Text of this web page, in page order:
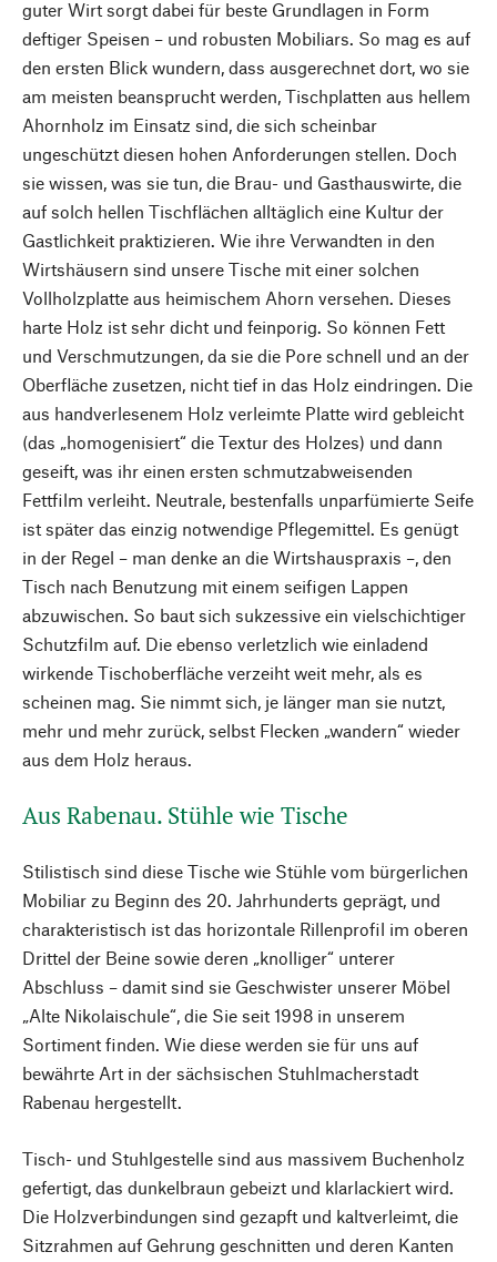
guter Wirt sorgt dabei für beste Grundlagen in Form
deftiger Speisen – und robusten Mobiliars. So mag es auf
den ersten Blick wundern, dass ausgerechnet dort, wo sie
am meisten beansprucht werden, Tischplatten aus hellem
Ahornholz im Einsatz sind, die sich scheinbar
ungeschützt diesen hohen Anforderungen stellen. Doch
sie wissen, was sie tun, die Brau- und Gasthauswirte, die
auf solch hellen Tischflächen alltäglich eine Kultur der
Gastlichkeit praktizieren. Wie ihre Verwandten in den
Wirtshäusern sind unsere Tische mit einer solchen
Vollholzplatte aus heimischem Ahorn versehen. Dieses
harte Holz ist sehr dicht und feinporig. So können Fett
und Verschmutzungen, da sie die Pore schnell und an der
Oberfläche zusetzen, nicht tief in das Holz eindringen. Die
aus handverlesenem Holz verleimte Platte wird gebleicht
(das „homogenisiert“ die Textur des Holzes) und dann
geseift, was ihr einen ersten schmutzabweisenden
Fettfilm verleiht. Neutrale, bestenfalls unparfümierte Seife
ist später das einzig notwendige Pflegemittel. Es genügt
in der Regel – man denke an die Wirtshauspraxis –, den
Tisch nach Benutzung mit einem seifigen Lappen
abzuwischen. So baut sich sukzessive ein vielschichtiger
Schutzfilm auf. Die ebenso verletzlich wie einladend
wirkende Tischoberfläche verzeiht weit mehr, als es
scheinen mag. Sie nimmt sich, je länger man sie nutzt,
mehr und mehr zurück, selbst Flecken „wandern“ wieder
aus dem Holz heraus.
Aus Rabenau. Stühle wie Tische
Stilistisch sind diese Tische wie Stühle vom bürgerlichen
Mobiliar zu Beginn des 20. Jahrhunderts geprägt, und
charakteristisch ist das horizontale Rillenprofil im oberen
Drittel der Beine sowie deren „knolliger“ unterer
Abschluss – damit sind sie Geschwister unserer Möbel
„Alte Nikolaischule“, die Sie seit 1998 in unserem
Sortiment finden. Wie diese werden sie für uns auf
bewährte Art in der sächsischen Stuhlmacherstadt
Rabenau hergestellt.
Tisch- und Stuhlgestelle sind aus massivem Buchenholz
gefertigt, das dunkelbraun gebeizt und klarlackiert wird.
Die Holzverbindungen sind gezapft und kaltverleimt, die
Sitzrahmen auf Gehrung geschnitten und deren Kanten